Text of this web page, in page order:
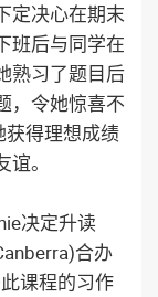
定决心在期末
班后与同学在
熟习了题目后
，令她惊喜不
获得理想成绩
。
决定升读
合办
课程的习作